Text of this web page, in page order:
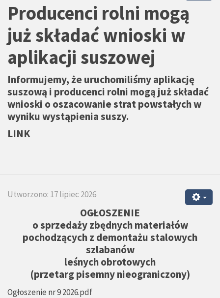
Producenci rolni mogą
już składać wnioski w
aplikacji suszowej
Informujemy, że uruchomiliśmy aplikację
suszową i producenci rolni mogą już składać
wnioski o oszacowanie strat powstałych w
wyniku wystąpienia suszy.
LINK
Utworzono: 17 lipiec 2026
OGŁOSZENIE
o sprzedaży zbędnych materiałów
pochodzących z demontażu stalowych
szlabanów
leśnych obrotowych
(przetarg pisemny nieograniczony)
Ogłoszenie nr 9 2026.pdf